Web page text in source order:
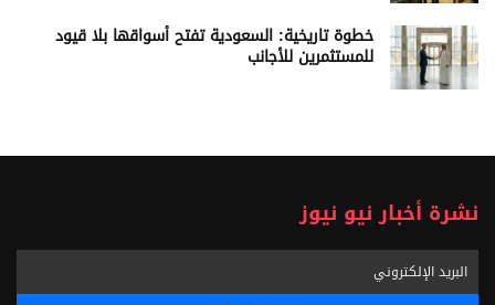
خطوة تاريخية: السعودية تفتح أسواقها بلا قيود
للمستثمرين للأجانب
نشرة أخبار نيو نيوز